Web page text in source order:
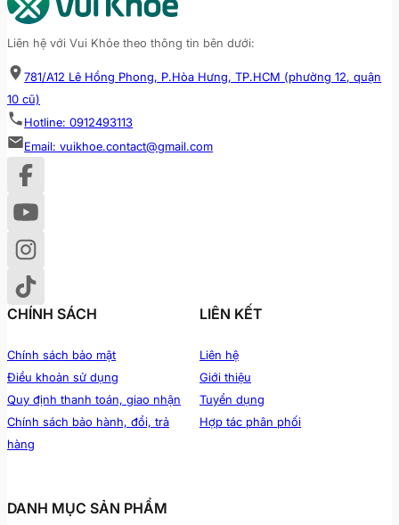
Liên hệ với Vui Khỏe theo thông tin bên dưới:
781/A12 Lê Hồng Phong, P.Hòa Hưng, TP.HCM (phường 12, quận
10 cũ)
Hotline: 0912493113
Email: vuikhoe.contact@gmail.com
CHÍNH SÁCH
Chính sách bảo mật
Điều khoản sử dụng
Quy định thanh toán, giao nhận
Chính sách bảo hành, đổi, trả
hàng
LIÊN KẾT
Liên hệ
Giới thiệu
Tuyển dụng
Hợp tác phân phối
DANH MỤC SẢN PHẨM